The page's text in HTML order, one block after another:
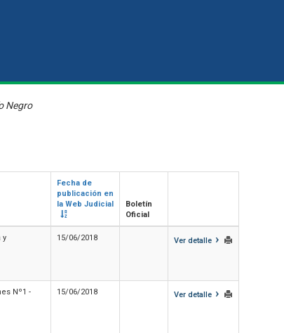
Negro
Fecha de
publicación en
la Web Judicial
Boletín
Oficial
y
15/06/2018 Ver detalle ›
Nº1 -
15/06/2018 Ver detalle ›